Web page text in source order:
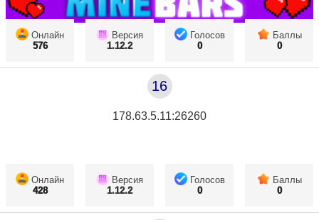
Онлайн
576
Версия
1.12.2
Голосов
0
Баллы
0
16
178.63.5.11:26260
Онлайн
428
Версия
1.12.2
Голосов
0
Баллы
0